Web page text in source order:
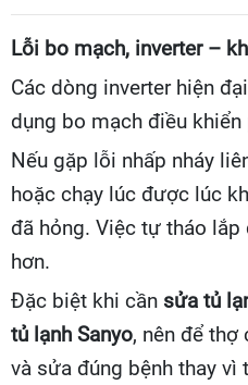
Lỗi bo mạch, inverter –
Các dòng inverter hiện
dụng bo mạch điều
Nếu gặp lỗi nhấp nháy
hoặc chạy lúc được lúc
đã hỏng. Việc tự tháo lắp
hơn.
Đặc biệt khi cần sửa tủ
tủ lạnh Sanyo, nên để
và sửa đúng bệnh thay